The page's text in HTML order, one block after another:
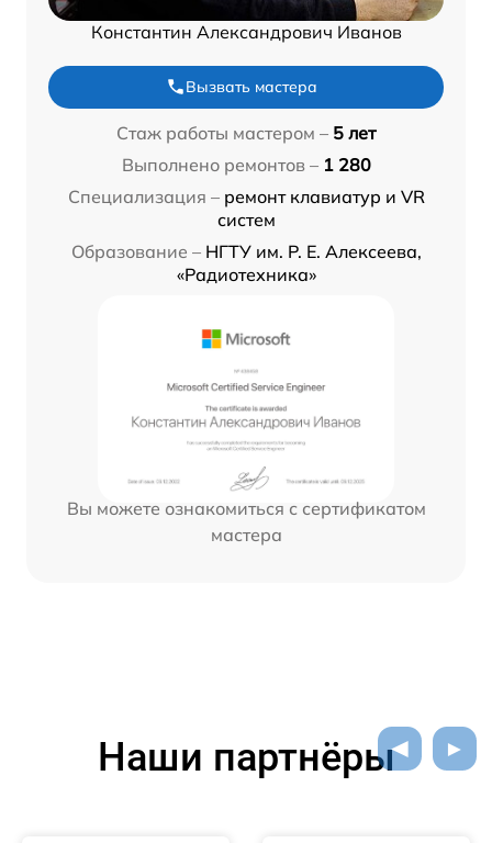
Константин Александрович Иванов
Вызвать мастера
Стаж работы мастером – 5 лет
Выполнено ремонтов – 1 280
Специализация – ремонт клавиатур и VR
систем
Образование – НГТУ им. Р. Е. Алексеева,
«Радиотехника»
Вы можете ознакомиться с сертификатом
мастера
Наши партнёры